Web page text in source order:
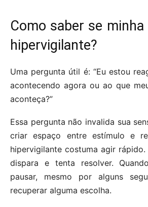
Como saber se
hipervigilante?
Uma pergunta útil é: “Eu estou
acontecendo agora ou ao que
aconteça?”
Essa pergunta não invalida sua
criar espaço entre estímulo e
hipervigilante costuma agir
dispara e tenta resolver.
pausar, mesmo por alguns
recuperar alguma escolha.